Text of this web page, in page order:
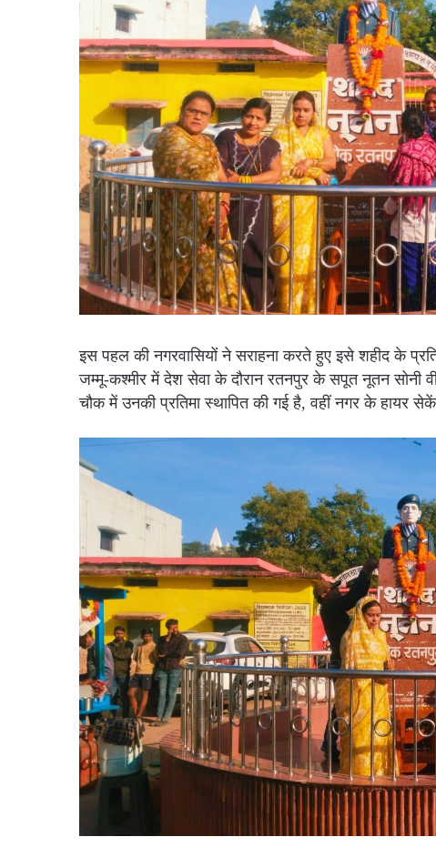
इस पहल की नगरवासियों ने सराहना करते हुए इसे शहीद के
जम्मू-कश्मीर में देश सेवा के दौरान रतनपुर के सपूत नूतन सोनी
चौक में उनकी प्रतिमा स्थापित की गई है, वहीं नगर के हायर